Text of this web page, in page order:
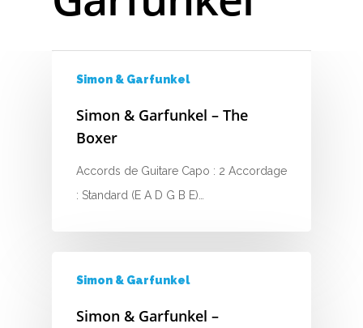
Simon & Garfunkel
Simon & Garfunkel – The
Boxer
Accords de Guitare Capo : 2 Accordage
: Standard (E A D G B E)…
Simon & Garfunkel
Simon & Garfunkel –